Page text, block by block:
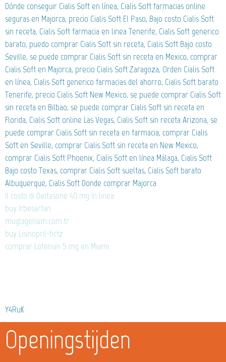
Dónde conseguir Cialis Soft en línea, Cialis Soft farmacias online
seguras en Majorca, precio Cialis Soft El Paso, Bajo costo Cialis Soft
sin receta, Cialis Soft farmacia en linea Tenerife, Cialis Soft generico
barato, puedo comprar Cialis Soft sin receta, Cialis Soft Bajo costo
Seville, se puede comprar Cialis Soft sin receta en Mexico, comprar
Cialis Soft en Majorca, precio Cialis Soft Zaragoza, Orden Cialis Soft
en línea, Cialis Soft generico farmacias del ahorro, Cialis Soft barato
Tenerife, precio Cialis Soft New Mexico, se puede comprar Cialis Soft
sin receta en Bilbao, se puede comprar Cialis Soft sin receta en
Florida, Cialis Soft online Las Vegas, Cialis Soft sin receta Arizona, se
puede comprar Cialis Soft sin receta en farmacia, comprar Cialis
Soft en Seville, comprar Cialis Soft sin receta en New Mexico,
comprar Cialis Soft Phoenix, Cialis Soft en línea Málaga, Cialis Soft
Bajo costo Texas, comprar Cialis Soft sueltas, Cialis Soft barato
Albuquerque, Cialis Soft Donde comprar Majorca
Il costo di Deltasone 40 mg In linea
buy Irbesartan
muglagelisim.com.tr
buy Lisinopril-hctz
comprar Lotensin 5 mg en Miami
Y4RuK
Openingstijden